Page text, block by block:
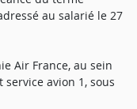
au salarié le 27
Air France, au sein
avion 1, sous